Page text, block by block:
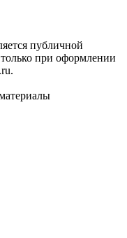
публичной
при оформлении